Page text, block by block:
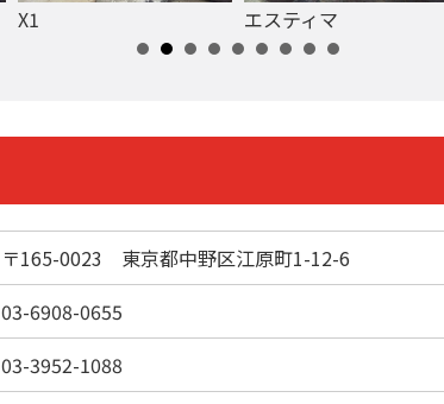
X1 エスティマ
〒165-0023 東京都中野区江原町1-12-6
03-6908-0655
03-3952-1088